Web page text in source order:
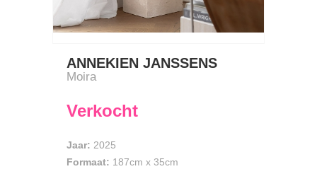
ANNEKIEN JANSSENS
Moira
Verkocht
Jaar: 2025
Formaat: 187cm x 35cm